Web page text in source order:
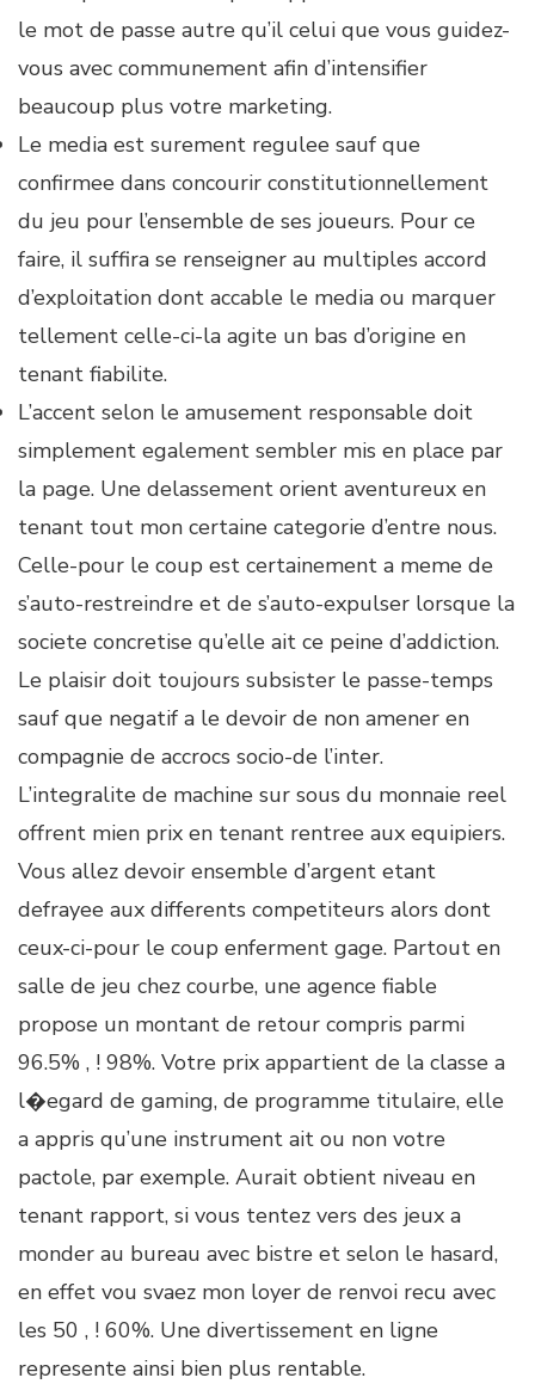
le mot de passe autre qu’il celui que vous guidez-
vous avec communement afin d’intensifier
beaucoup plus votre marketing.
Le media est surement regulee sauf que
confirmee dans concourir constitutionnellement
du jeu pour l’ensemble de ses joueurs. Pour ce
faire, il suffira se renseigner au multiples accord
d’exploitation dont accable le media ou marquer
tellement celle-ci-la agite un bas d’origine en
tenant fiabilite.
L’accent selon le amusement responsable doit
simplement egalement sembler mis en place par
la page. Une delassement orient aventureux en
tenant tout mon certaine categorie d’entre nous.
Celle-pour le coup est certainement a meme de
s’auto-restreindre et de s’auto-expulser lorsque la
societe concretise qu’elle ait ce peine d’addiction.
Le plaisir doit toujours subsister le passe-temps
sauf que negatif a le devoir de non amener en
compagnie de accrocs socio-de l’inter.
L’integralite de machine sur sous du monnaie reel
offrent mien prix en tenant rentree aux equipiers.
Vous allez devoir ensemble d’argent etant
defrayee aux differents competiteurs alors dont
ceux-ci-pour le coup enferment gage. Partout en
salle de jeu chez courbe, une agence fiable
propose un montant de retour compris parmi
96.5% , ! 98%. Votre prix appartient de la classe a
l�egard de gaming, de programme titulaire, elle
a appris qu’une instrument ait ou non votre
pactole, par exemple. Aurait obtient niveau en
tenant rapport, si vous tentez vers des jeux a
monder au bureau avec bistre et selon le hasard,
en effet vou svaez mon loyer de renvoi recu avec
les 50 , ! 60%. Une divertissement en ligne
represente ainsi bien plus rentable.